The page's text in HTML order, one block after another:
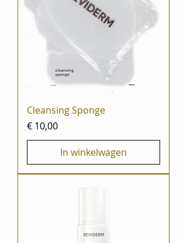
Cleansing Sponge
Prijs
€ 10,00
In winkelwagen